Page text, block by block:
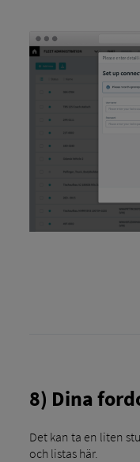
8) Dina
Det kan ta en liten
och listas här.